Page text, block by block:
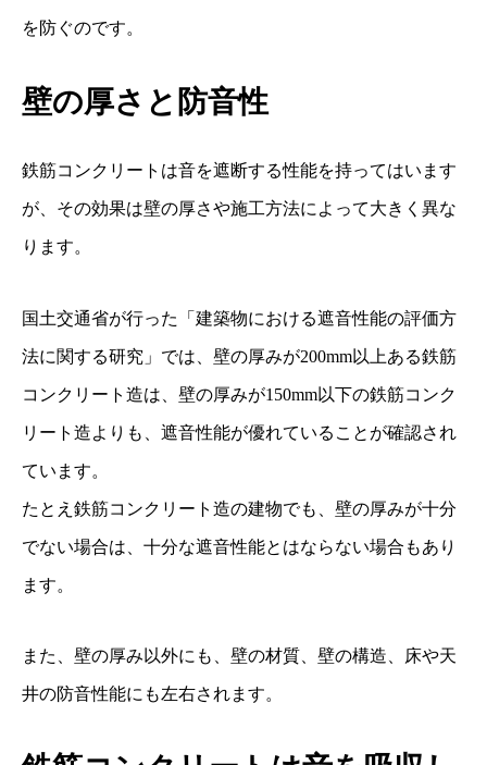
を防ぐのです。
壁の厚さと防音性
鉄筋コンクリートは音を遮断する性能を持ってはいます
が、その効果は壁の厚さや施工方法によって大きく異な
ります。
国土交通省が行った「建築物における遮音性能の評価方
法に関する研究」では、壁の厚みが200mm以上ある鉄筋
コンクリート造は、壁の厚みが150mm以下の鉄筋コンク
リート造よりも、遮音性能が優れていることが確認され
ています。
たとえ鉄筋コンクリート造の建物でも、壁の厚みが十分
でない場合は、十分な遮音性能とはならない場合もあり
ます。
また、壁の厚み以外にも、壁の材質、壁の構造、床や天
井の防音性能にも左右されます。